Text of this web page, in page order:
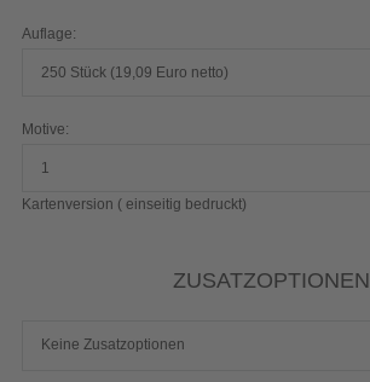
Auflage:
250 Stück (19,09 Euro netto)
Motive:
1
Kartenversion ( einseitig bedruckt)
ZUSATZOPTIONEN
Keine Zusatzoptionen